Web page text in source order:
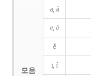
모음
a, á
e, é
ě
i, í